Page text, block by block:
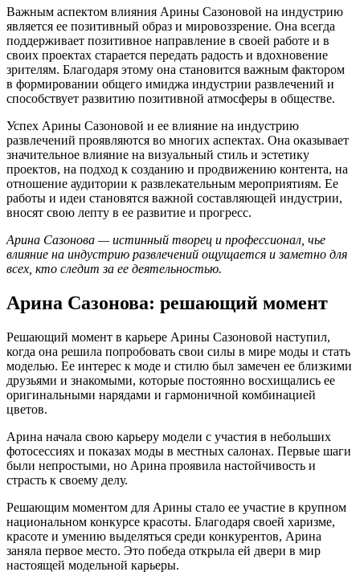
Важным аспектом влияния Арины Сазоновой на индустрию
является ее позитивный образ и мировоззрение. Она всегда
поддерживает позитивное направление в своей работе и в
своих проектах старается передать радость и вдохновение
зрителям. Благодаря этому она становится важным фактором
в формировании общего имиджа индустрии развлечений и
способствует развитию позитивной атмосферы в обществе.
Успех Арины Сазоновой и ее влияние на индустрию
развлечений проявляются во многих аспектах. Она оказывает
значительное влияние на визуальный стиль и эстетику
проектов, на подход к созданию и продвижению контента, на
отношение аудитории к развлекательным мероприятиям. Ее
работы и идеи становятся важной составляющей индустрии,
вносят свою лепту в ее развитие и прогресс.
Арина Сазонова — истинный творец и профессионал, чье
влияние на индустрию развлечений ощущается и заметно для
всех, кто следит за ее деятельностью.
Арина Сазонова: решающий момент
Решающий момент в карьере Арины Сазоновой наступил,
когда она решила попробовать свои силы в мире моды и стать
моделью. Ее интерес к моде и стилю был замечен ее близкими
друзьями и знакомыми, которые постоянно восхищались ее
оригинальными нарядами и гармоничной комбинацией
цветов.
Арина начала свою карьеру модели с участия в небольших
фотосессиях и показах моды в местных салонах. Первые шаги
были непростыми, но Арина проявила настойчивость и
страсть к своему делу.
Решающим моментом для Арины стало ее участие в крупном
национальном конкурсе красоты. Благодаря своей харизме,
красоте и умению выделяться среди конкурентов, Арина
заняла первое место. Это победа открыла ей двери в мир
настоящей модельной карьеры.